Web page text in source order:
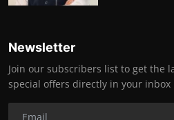
Newsletter
Join our subscribers list to get the
special offers directly in your inbox